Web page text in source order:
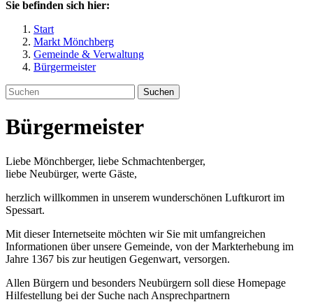
Sie befinden sich hier:
Start
Markt Mönchberg
Gemeinde & Verwaltung
Bürgermeister
Suchen
Bürgermeister
Liebe Mönchberger, liebe Schmachtenberger,
liebe Neubürger, werte Gäste,
herzlich willkommen in unserem wunderschönen Luftkurort im
Spessart.
Mit dieser Internetseite möchten wir Sie mit umfangreichen
Informationen über unsere Gemeinde, von der Markterhebung im
Jahre 1367 bis zur heutigen Gegenwart, versorgen.
Allen Bürgern und besonders Neubürgern soll diese Homepage
Hilfestellung bei der Suche nach Ansprechpartnern